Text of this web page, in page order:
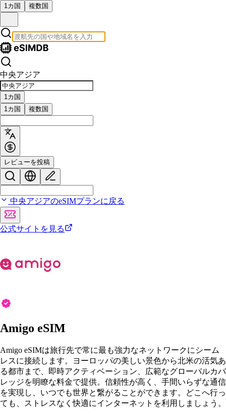
1カ国 複数国
中央アジア
1カ国
1カ国
複数国
レビューを投稿
中央アジアのeSIMプランに戻る
公式サイトを見る
Amigo eSIM
Amigo eSIMは旅行先で常に最も強力なネットワークにシーム
レスに接続します。ヨーロッパの美しい景色から北米の活気あ
る都市まで、即時アクティベーション、広範なグローバルカバ
レッジを明瞭な料金で提供。信頼性が高く、手間いらずな通信
を実現し、いつでも世界と繋がることができます。どこへ行っ
ても、ストレスなく快適にインターネットを利用しましょう。